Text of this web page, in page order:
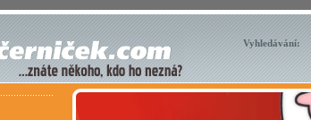
Vyhledávání: